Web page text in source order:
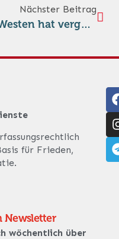
Nächster Beitrag
Der Westen hat vergessen, wie man Frieden macht.„Wie Frieden als Krieg umetikettiert wurde“
für Frieden,
Newsletter
wöchentlich über